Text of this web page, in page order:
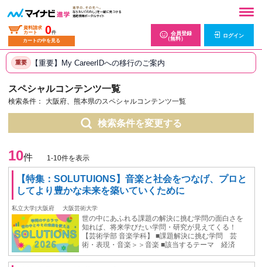
資料請求
カート
0件
カートの中を見る
会員登録
（無料）
ログイン
重要 【重要】My CareerIDへの移行のご案内
スペシャルコンテンツ一覧
検索条件： 大阪府、熊本県のスペシャルコンテンツ一覧
検索条件を変更する
10件 1-10件を表示
【特集：SOLUTUIONS】音楽と社会をつなげ、プロと
してより豊かな未来を築いていくために
私立大学|大阪府 大阪芸術大学
世の中にあふれる課題の解決に挑む学問の面白さを
知れば、将来学びたい学問・研究が見えてくる！
【芸術学部 音楽学科】 ■課題解決に挑む学問 芸
術・表現・音楽＞＞音楽 ■該当するテーマ 経済